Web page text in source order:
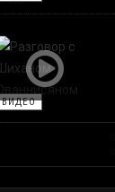
ВИДЕО